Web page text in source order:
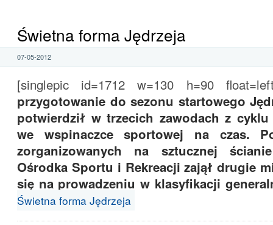
Świetna forma Jędrzeja
07-05-2012
[singlepic id=1712 w=130 h=90
przygotowanie do sezonu startowego
potwierdził w trzecich zawodach z
we wspinaczce sportowej na czas.
zorganizowanych na sztucznej
Ośrodka Sportu i Rekreacji zajął drugie
się na prowadzeniu w klasyfikacji
Świetna forma Jędrzeja